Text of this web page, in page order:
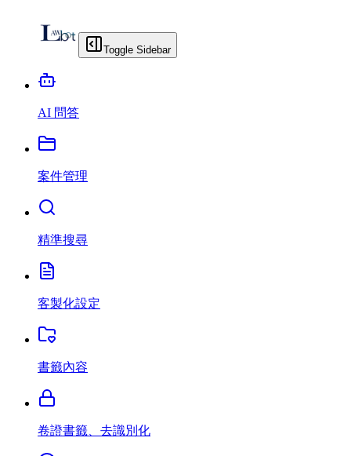
Toggle Sidebar
AI 問答
案件管理
精準搜尋
客製化設定
書籤內容
卷證書籤、去識別化